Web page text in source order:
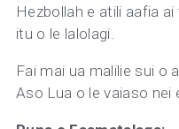
Hezbollah e atili aafia
itu o le lalolagi.
Fai mai ua malilie sui o
Aso Lua o le vaiaso nei